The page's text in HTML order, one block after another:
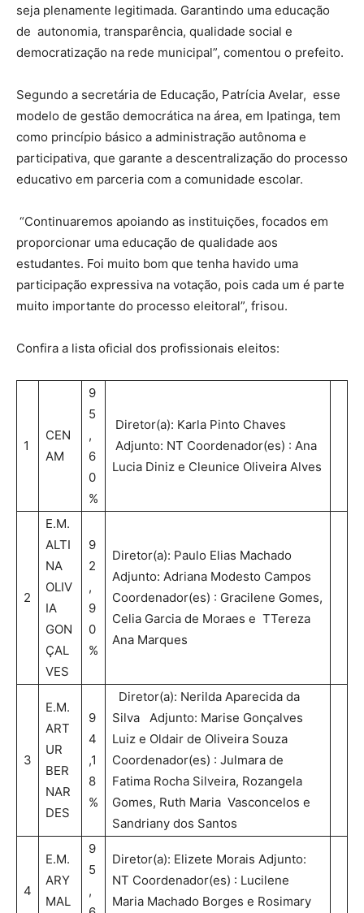
seja plenamente legitimada. Garantindo uma educação
de autonomia, transparência, qualidade social e
democratização na rede municipal”, comentou o prefeito.
Segundo a secretária de Educação, Patrícia Avelar, esse
modelo de gestão democrática na área, em Ipatinga, tem
como princípio básico a administração autônoma e
participativa, que garante a descentralização do processo
educativo em parceria com a comunidade escolar.
“Continuaremos apoiando as instituições, focados em
proporcionar uma educação de qualidade aos
estudantes. Foi muito bom que tenha havido uma
participação expressiva na votação, pois cada um é parte
muito importante do processo eleitoral”, frisou.
Confira a lista oficial dos profissionais eleitos:
1
CEN
AM
9
5
,
6
0
%
Diretor(a): Karla Pinto Chaves
Adjunto: NT Coordenador(es) : Ana
Lucia Diniz e Cleunice Oliveira Alves
2
E.M.
ALTI
NA
OLIV
IA
GON
ÇAL
VES
9
2
,
9
0
%
Diretor(a): Paulo Elias Machado
Adjunto: Adriana Modesto Campos
Coordenador(es) : Gracilene Gomes,
Celia Garcia de Moraes e TTereza
Ana Marques
3
E.M.
ART
UR
BER
NAR
DES
9
4
,1
8
%
Diretor(a): Nerilda Aparecida da
Silva Adjunto: Marise Gonçalves
Luiz e Oldair de Oliveira Souza
Coordenador(es) : Julmara de
Fatima Rocha Silveira, Rozangela
Gomes, Ruth Maria Vasconcelos e
Sandriany dos Santos
4
E.M.
ARY
MAL
9
5
,
Diretor(a): Elizete Morais Adjunto:
NT Coordenador(es) : Lucilene
Maria Machado Borges e Rosimary